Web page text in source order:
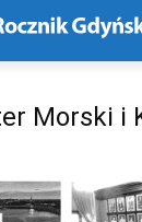
Morski i